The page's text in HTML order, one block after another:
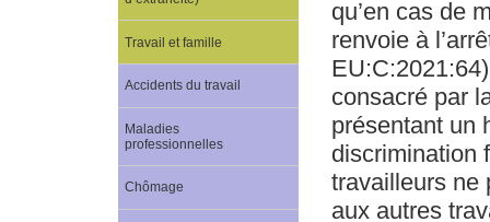
qu’en cas de
renvoie à
consacré par
présentant un
discrimination
travailleurs ne
aux autres
Travail et famille
Accidents du travail
Maladies
professionnelles
Chômage